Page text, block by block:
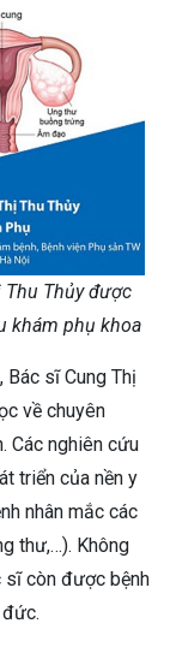
Thủy được
khám phụ khoa
sĩ Cung Thị
về chuyên
Các nghiên cứu
triển của nền y
nhân mắc các
thư,…). Không
sĩ còn được bệnh